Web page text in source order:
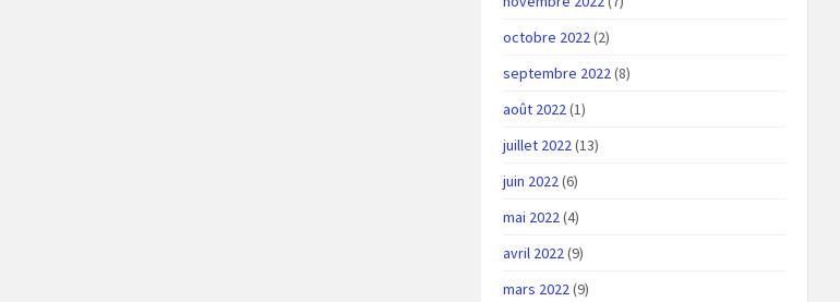
octobre 2022(2)
septembre 2022(8)
août 2022(1)
juillet 2022(13)
juin 2022(6)
mai 2022(4)
avril 2022(9)
mars 2022(9)